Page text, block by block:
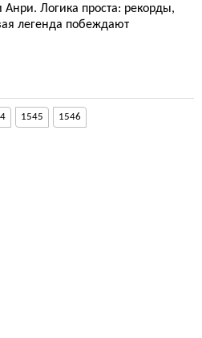
Логика проста: рекорды,
легенда побеждают
1545 1546